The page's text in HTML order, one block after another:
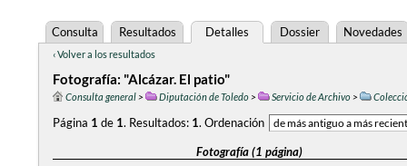
Consulta Resultados Detalles Dossier Novedades
‹ Volver a los resultados
Fotografía: "Alcázar. El patio"
Consulta general> Diputación de Toledo> Servicio de Archivo>
Página 1 de 1. Resultados: 1. Ordenación
Fotografía (1 página)